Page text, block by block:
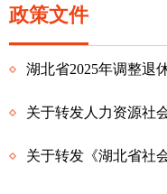
政策文件
湖北省2025年调整退
关于转发人力资源社会保障部 中共中央组织
关于转发《湖北省社会保险基金监督举